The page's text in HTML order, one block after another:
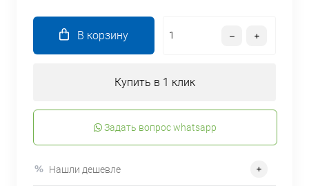
В корзину
Купить в 1 клик
Задать вопрос whatsapp
Нашли дешевле